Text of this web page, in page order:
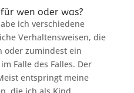
wen oder was?
ich verschiedene
Verhaltensweisen, die
oder zumindest ein
Falle des Falles. Der
entspringt meine